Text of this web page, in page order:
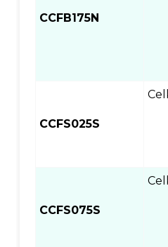
CCFB175N
CCFS025S
CCFS075S